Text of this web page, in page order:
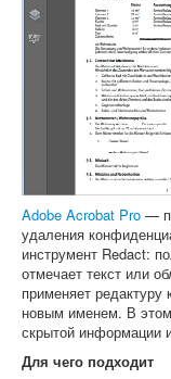
Adobe Acrobat Pro —
удаления
инструмент Redact:
отмечает текст или
применяет
новым именем. В
скрытой информации
Для чего подходит